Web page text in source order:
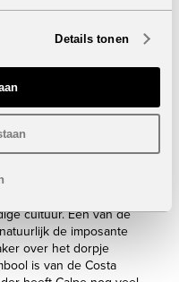
Details tonen
cultuur. Een van de
de imposante
over het dorpje
is van de Costa